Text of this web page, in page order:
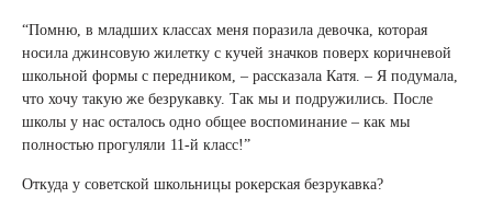
“Помню, в младших классах меня поразила девочка, которая
носила джинсовую жилетку с кучей значков поверх коричневой
школьной формы с передником, – рассказала Катя. – Я подумала,
что хочу такую же безрукавку. Так мы и подружились. После
школы у нас осталось одно общее воспоминание – как мы
полностью прогуляли 11-й класс!”
Откуда у советской школьницы рокерская безрукавка?